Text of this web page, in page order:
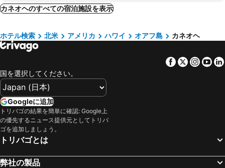
Ac Hotel Honolulu
Ala Moana Hotel by LSI Resorts
Castle At Ala Moana Hotel
Ocean View Room at a resort
25Th Floor Great Ocean View From Hotel! Ala Moana! (Ah13)
LSI Resorts at Ala Moana
パシフィック マリーナ イン エアポート ホテル
Club Wyndham Royal Garden at Waikiki
Waikiki Place - the Place to be in Waikiki
Marina Hawaii Vacations - Ilikai - Prime Waikiki Location!
The Surfjack Hotel & Swim Club
ロータス ホノルル アット ダイアモンド ヘッド
Central Waikiki Private Suite sleeps 4 in Popular Hotel
Pahoa, ハワイ 宿泊施設 -
ホノルル, ハワイ 宿泊施設 -
ニューヨーク, ニューヨーク州 宿泊施設 -
ロサンゼルス, カルフォルニア 宿泊施設 -
ラスベガス, ネバダ州 宿泊施設 -
ワイキキ, ハワイ 宿泊施設 -
レイクブエナビスタ, フロリダ 宿泊施設 -
カネオヘのすべての宿泊施設を表示
ホテル検索 北米 アメリカ ハワイ オアフ島 カネオヘ
Facebook
Twitter
国を選択してください。
Googleに追加
トリバゴの結果を簡単に確認: Google上
の優先するニュース提供元としてトリバ
ゴを追加しましょう。
トリバゴとは
弊社の製品